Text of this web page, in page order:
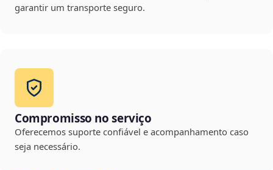
garantir um transporte seguro.
Compromisso no serviço
Oferecemos suporte confiável e acompanhamento caso
seja necessário.